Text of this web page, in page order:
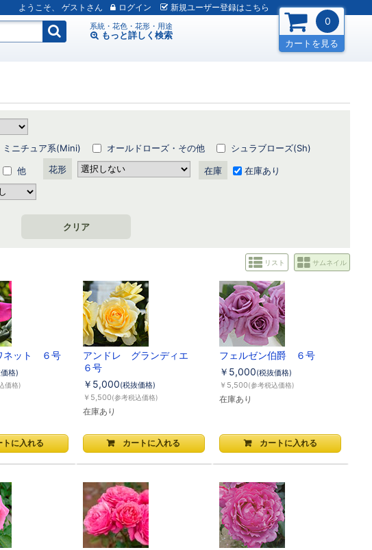
ようこそ、 ゲスト ログイン 新規ユーザー登録はこちら
系統・花色・花形・用途
もっと詳しく 検索
0
カートを見る
ミニチュア系(Mini) オールドローズ・その他 シュラブローズ(Sh)
他 花形 在庫 在庫あり
クリア
リスト サムネイル
ネット ６号
格)
価格)
アンドレ グランディエ
６号
￥5,000(税抜価格)
￥5,500(参考税込価格)
在庫あり
フェルゼン伯爵 ６号
￥5,000(税抜価格)
￥5,500(参考税込価格)
在庫あり